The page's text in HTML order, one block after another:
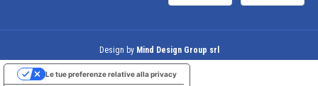
Design by Mind Design Group srl
Le tue preferenze relative alla privacy